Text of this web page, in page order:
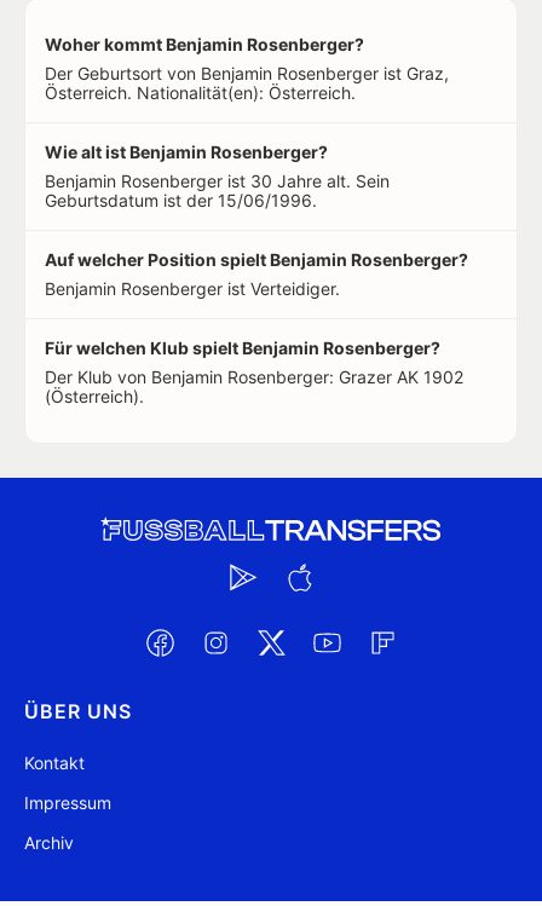
Woher kommt Benjamin Rosenberger?
Der Geburtsort von Benjamin Rosenberger ist Graz,
Österreich. Nationalität(en): Österreich.
Wie alt ist Benjamin Rosenberger?
Benjamin Rosenberger ist 30 Jahre alt. Sein
Geburtsdatum ist der 15/06/1996.
Auf welcher Position spielt Benjamin Rosenberger?
Benjamin Rosenberger ist Verteidiger.
Für welchen Klub spielt Benjamin Rosenberger?
Der Klub von Benjamin Rosenberger: Grazer AK 1902
(Österreich).
ÜBER UNS
Kontakt
Impressum
Archiv